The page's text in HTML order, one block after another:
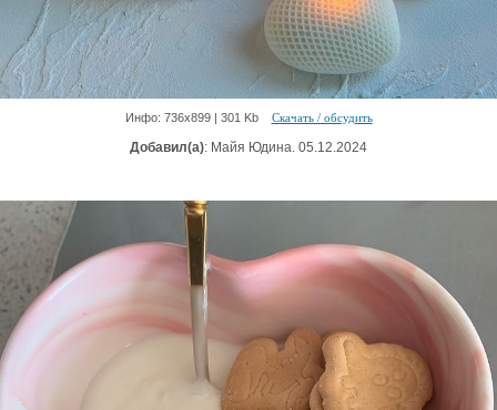
Инфо: 736х899 | 301 Kb Скачать / обсудить
Добавил(а): Майя Юдина. 05.12.2024